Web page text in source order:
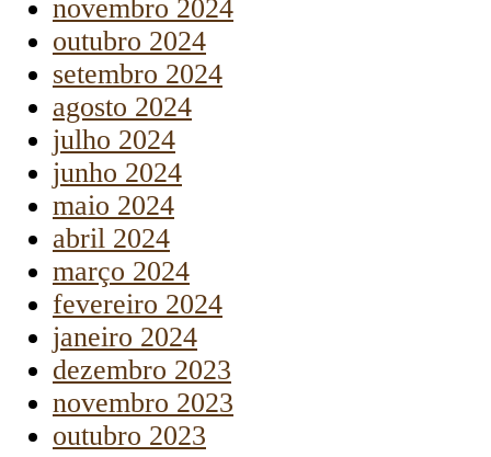
novembro 2024
outubro 2024
setembro 2024
agosto 2024
julho 2024
junho 2024
maio 2024
abril 2024
março 2024
fevereiro 2024
janeiro 2024
dezembro 2023
novembro 2023
outubro 2023